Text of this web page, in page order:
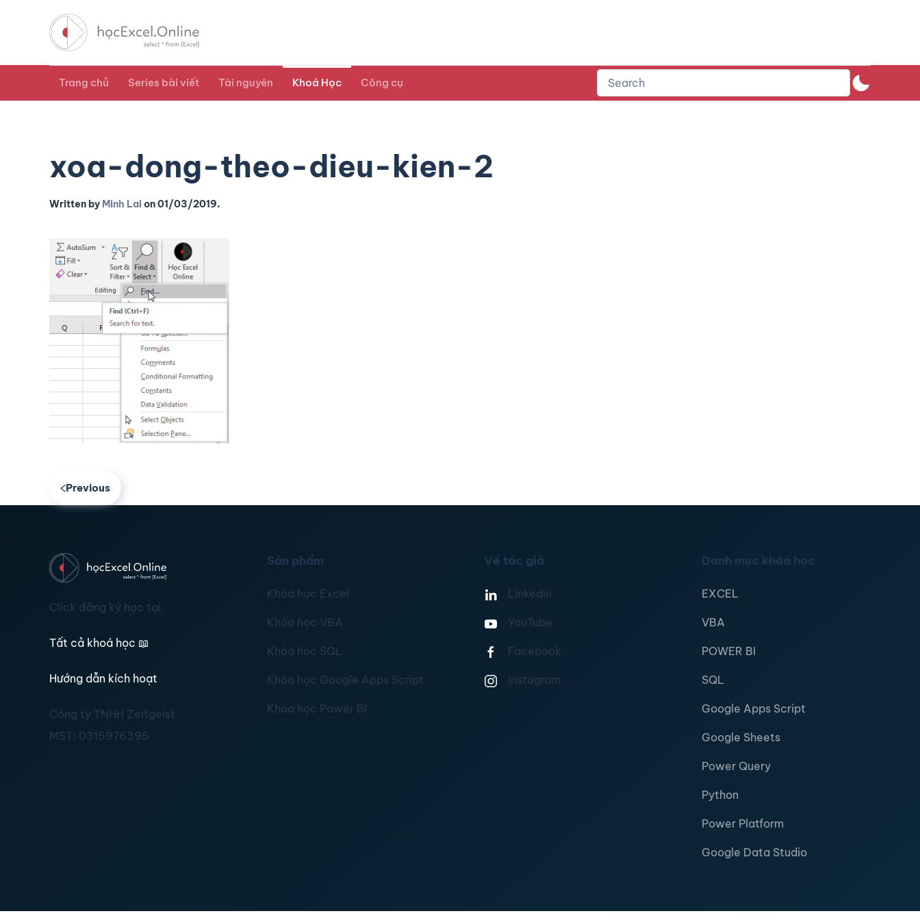
Trang chủ Series bài viết Tài nguyên Khoá Học Công cụ
xoa-dong-theo-dieu-kien-2
Written by Minh Laion01/03/2019.
Previous
Click đăng ký học tại:
Tất cả khoá học 📖
Hướng dẫn kích hoạt
Công ty TNHH Zeitgeist
MST: 0315976395
Sản phẩm
Khóa học Excel
Khóa học VBA
Khóa học SQL
Khóa học Google Apps Script
Khóa học Power BI
Về tác giả
Linkedin
YouTube
Facebook
Instagram
Danh mục khóa học
EXCEL
VBA
POWER BI
SQL
Google Apps Script
Google Sheets
Power Query
Python
Power Platform
Google Data Studio